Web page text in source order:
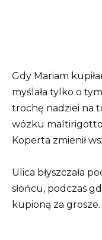
Gdy Mariam
myślała tylko o
trochę nadziei na
wózku maltirigotto
Koperta zmienił
Ulica błyszczała
słońcu, podczas
kupioną za grosze.